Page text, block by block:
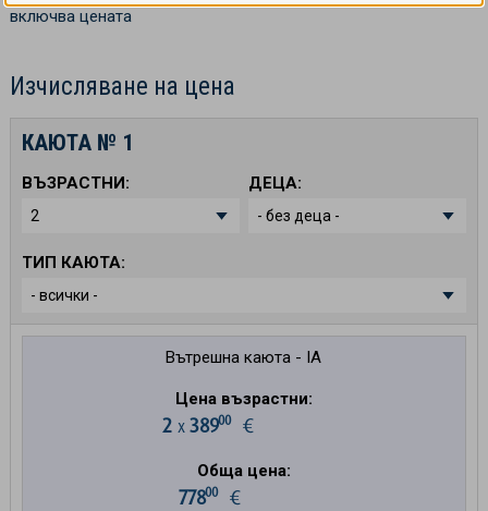
включва цената
Изчисляване на цена
КАЮТА № 1
ВЪЗРАСТНИ: ДЕЦА:
ТИП КАЮТА:
Вътрешна каюта - IA
Цена възрастни:
2 х 38900€
Обща цена:
77800€